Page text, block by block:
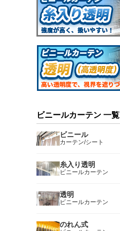
ビニールカーテン 一覧
ビニール
カーテン/シート
糸入り透明
ビニールカーテン
透明
ビニールカーテン
のれん式